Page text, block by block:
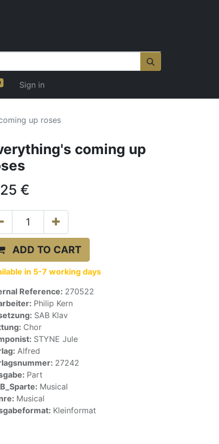
Sign in
up roses
coming up
€
ADD TO CART
in 5-7 working days
Reference: 270522
Philip Kern
SAB Klav
Chor
STYNE Jule
Alfred
27242
Part
Musical
Musical
Kleinformat